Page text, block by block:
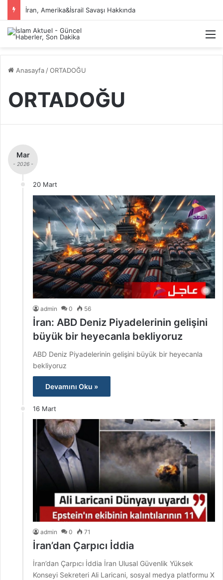
İran, Amerika&İsrail Savaşı Hakkında
Anasayfa /ORTADOĞU
ORTADOĞU
Mar
- 2026 -
20 Mart
admin 0 56
İran: ABD Deniz Piyadelerinin gelişini
büyük bir heyecanla bekliyoruz
ABD Deniz Piyadelerinin gelişini büyük bir heyecanla
bekliyoruz
Devamını Oku »
16 Mart
admin 0 71
İran’dan Çarpıcı İddia
İran’dan Çarpıcı İddia İran Ulusal Güvenlik Yüksek
Konseyi Sekreteri Ali Laricani, sosyal medya platformu X